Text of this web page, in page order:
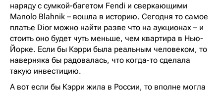
наряду с сумкой-багетом Fendi и сверкающими
Manolo Blahnik – вошла в историю. Сегодня то самое
платье Dior можно найти разве что на аукционах – и
стоить оно будет чуть меньше, чем квартира в Нью-
Йорке. Если бы Кэрри была реальным человеком, то
наверняка бы радовалась, что когда-то сделала
такую инвестицию.
А вот если бы Кэрри жила в России, то вполне могла